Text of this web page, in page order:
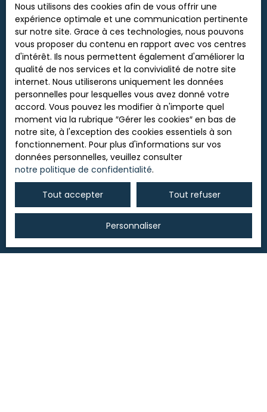
Nous utilisons des cookies afin de vous offrir une
expérience optimale et une communication pertinente
sur notre site. Grace à ces technologies, nous pouvons
vous proposer du contenu en rapport avec vos centres
d'intérêt. Ils nous permettent également d'améliorer la
qualité de nos services et la convivialité de notre site
internet. Nous utiliserons uniquement les données
personnelles pour lesquelles vous avez donné votre
accord. Vous pouvez les modifier à n'importe quel
moment via la rubrique ″Gérer les cookies″ en bas de
notre site, à l'exception des cookies essentiels à son
fonctionnement. Pour plus d'informations sur vos
données personnelles, veuillez consulter
notre politique de confidentialité.
Tout accepter Tout refuser
Personnaliser